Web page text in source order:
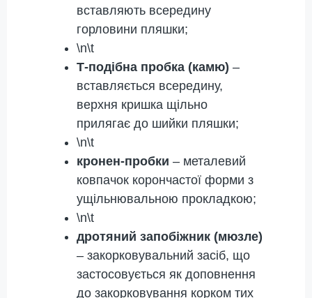
вставляють всередину
горловини пляшки;
\n\t
Т-подібна пробка (камю) –
вставляється всередину,
верхня кришка щільно
прилягає до шийки пляшки;
\n\t
кронен-пробки – металевий
ковпачок корончастої форми з
ущільнювальною прокладкою;
\n\t
дротяний запобіжник (мюзле)
– закорковувальний засіб, що
застосовується як доповнення
до закорковування корком тих